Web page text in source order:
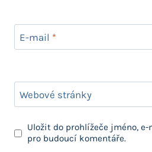
E-mail *
Webové stránky
Uložit do prohlížeče jméno,
pro budoucí komentáře.